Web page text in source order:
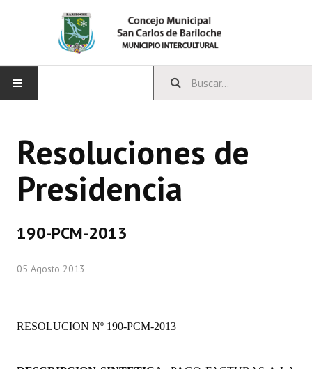
CONCEJO
Bloques Políticos
Comisiones Permanentes
Comisiones Especiales
Programas
Resoluciones de
Presidencia
190-PCM-2013
05 Agosto 2013
RESOLUCION Nº 190-PCM-2013